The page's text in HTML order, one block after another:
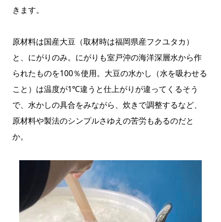
きます。
原材料は国産大豆（取材時は福岡県産フクユタカ）
と、にがりのみ。にがりも室戸沖の海洋深層水から作
られたものを100％使用。大豆の水かし（水を吸わせる
こと）は温度が1℃違うと仕上がりが違ってくるそう
で、水かしの具合をみながら、炊きで調整するなど、
原材料や製法のシンプルさゆえの苦労もあるのだと
か。